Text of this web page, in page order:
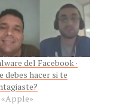
del Facebook ·
debes hacer si te
«Apple»